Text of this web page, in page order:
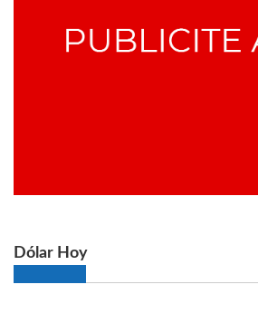
Dólar Hoy